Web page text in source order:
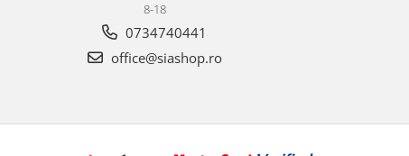
8-18
0734740441
office@siashop.ro